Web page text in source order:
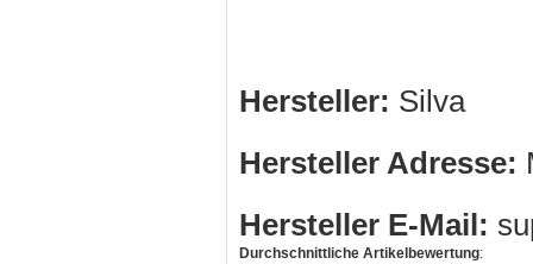
Hersteller: Silva
Hersteller Adresse:
Hersteller E-Mail:
Durchschnittliche Artikelbewertung: